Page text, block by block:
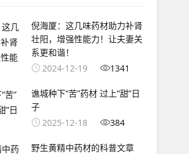
倪海厦：这几味药材助力补肾
壮阳，增强性能力！让夫妻关
系更和谐！
2024-12-19
1341
谯城种下“苦”药材 过上“甜”日
子
2025-12-18
384
野生黄精中药材的科普文章